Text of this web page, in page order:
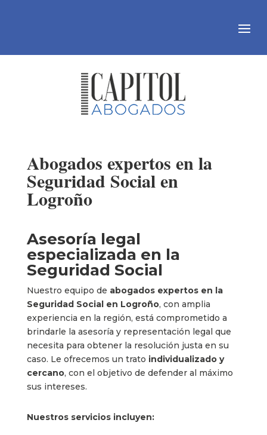
Abogados expertos en la
Seguridad Social en
Logroño
Asesoría legal
especializada en la
Seguridad Social
Nuestro equipo de abogados expertos en la
Seguridad Social en Logroño, con amplia
experiencia en la región, está comprometido a
brindarle la asesoría y representación legal que
necesita para obtener la resolución justa en su
caso. Le ofrecemos un trato individualizado y
cercano, con el objetivo de defender al máximo
sus intereses.
Nuestros servicios incluyen: